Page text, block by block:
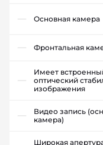
Основная камера
Фронтальная
Имеет
оптический
изображения
Видео запись
камера)
Широкая